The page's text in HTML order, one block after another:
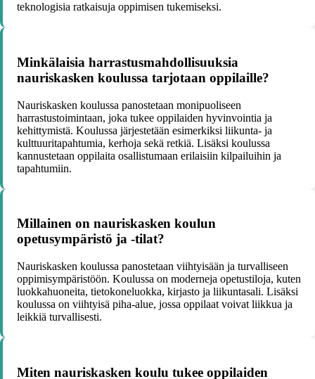
teknologisia ratkaisuja oppimisen tukemiseksi.
Minkälaisia harrastusmahdollisuuksia
nauriskasken koulussa tarjotaan oppilaille?
Nauriskasken koulussa panostetaan monipuoliseen
harrastustoimintaan, joka tukee oppilaiden hyvinvointia ja
kehittymistä. Koulussa järjestetään esimerkiksi liikunta- ja
kulttuuritapahtumia, kerhoja sekä retkiä. Lisäksi koulussa
kannustetaan oppilaita osallistumaan erilaisiin kilpailuihin ja
tapahtumiin.
Millainen on nauriskasken koulun
opetusympäristö ja -tilat?
Nauriskasken koulussa panostetaan viihtyisään ja turvalliseen
oppimisympäristöön. Koulussa on moderneja opetustiloja, kuten
luokkahuoneita, tietokoneluokka, kirjasto ja liikuntasali. Lisäksi
koulussa on viihtyisä piha-alue, jossa oppilaat voivat liikkua ja
leikkiä turvallisesti.
Miten nauriskasken koulu tukee oppilaiden